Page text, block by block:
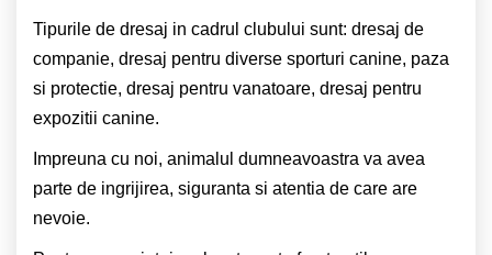
Tipurile de dresaj in cadrul clubului sunt: dresaj de
companie, dresaj pentru diverse sporturi canine, paza
si protectie, dresaj pentru vanatoare, dresaj pentru
expozitii canine.
Impreuna cu noi, animalul dumneavoastra va avea
parte de ingrijirea, siguranta si atentia de care are
nevoie.